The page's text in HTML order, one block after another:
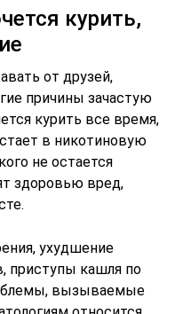
курить,
от друзей,
причины зачастую
курить все время,
в никотиновую
не остается
здоровью вред,
ухудшение
приступы кашля по
вызываемые